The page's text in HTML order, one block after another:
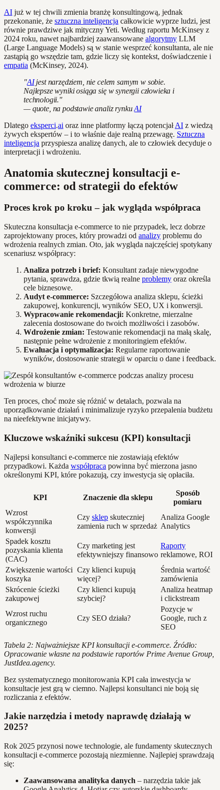
AI już w tej chwili zmienia branżę konsultingową, jednak
przekonanie, że sztuczna inteligencja całkowicie wyprze ludzi, jest
równie prawdziwe jak mityczny Yeti. Według raportu McKinsey z
2024 roku, nawet najbardziej zaawansowane algorytmy LLM
(Large Language Models) są w stanie wesprzeć konsultanta, ale nie
zastąpią go wszędzie tam, gdzie liczy się kontekst, doświadczenie i
empatia (McKinsey, 2024).
"AIjest narzędziem, nie celem samym w sobie.
Najlepsze wyniki osiąga się w synergii człowieka i
technologii."
— quote, na podstawie analiz rynkuAI
Dlatego eksperci.ai oraz inne platformy łączą potencjałAI z wiedzą
żywych ekspertów – i to właśnie daje realną przewagę. Sztuczna
inteligencja przyspiesza analizę danych, ale to człowiek decyduje o
interpretacji i wdrożeniu.
Anatomia skutecznej konsultacji e-
commerce: od strategii do efektów
Proces krok po kroku – jak wygląda współpraca
Skuteczna konsultacja e-commerce to nie przypadek, lecz dobrze
zaprojektowany proces, który prowadzi od analizy problemu do
wdrożenia realnych zmian. Oto, jak wygląda najczęściej spotykany
scenariusz współpracy:
Analiza potrzeb i brief: Konsultant zadaje niewygodne
pytania, sprawdza, gdzie tkwią realne problemy oraz określa
cele biznesowe.
Audyt e-commerce: Szczegółowa analiza sklepu, ścieżki
zakupowej, konkurencji, wyników SEO, UX i konwersji.
Wypracowanie rekomendacji: Konkretne, mierzalne
zalecenia dostosowane do twoich możliwości i zasobów.
Wdrożenie zmian: Testowanie rekomendacji na małą skalę,
następnie pełne wdrożenie z monitoringiem efektów.
Ewaluacja i optymalizacja: Regularne raportowanie
wyników, dostosowanie strategii w oparciu o dane i feedback.
Ten proces, choć może się różnić w detalach, pozwala na
uporządkowanie działań i minimalizuje ryzyko przepalenia budżetu
na nieefektywne inicjatywy.
Kluczowe wskaźniki sukcesu (KPI) konsultacji
Najlepsi konsultanci e-commerce nie zostawiają efektów
przypadkowi. Każda współpraca powinna być mierzona jasno
określonymi KPI, które pokazują, czy inwestycja się opłaciła.
KPI Znaczenie dla sklepu
Sposób
pomiaru
Wzrost
współczynnika
konwersji
Czy sklep skuteczniej
zamienia ruch w sprzedaż
Analiza Google
Analytics
Spadek kosztu
pozyskania klienta
(CAC)
Czy marketing jest
efektywniejszy finansowo
Raporty
reklamowe, ROI
Zwiększenie wartości
koszyka
Czy klienci kupują
więcej?
Średnia wartość
zamówienia
Skrócenie ścieżki
zakupowej
Czy klienci kupują
szybciej?
Analiza heatmap
i clickstream
Wzrost ruchu
organicznego
Czy SEO działa?
Pozycje w
Google, ruch z
SEO
Tabela 2: Najważniejsze KPI konsultacji e-commerce. Źródło:
Opracowanie własne na podstawie raportów Prime Avenue Group,
JustIdea.agency.
Bez systematycznego monitorowania KPI cała inwestycja w
konsultacje jest grą w ciemno. Najlepsi konsultanci nie boją się
rozliczania z efektów.
Jakie narzędzia i metody naprawdę działają w
2025?
Rok 2025 przynosi nowe technologie, ale fundamenty skutecznych
konsultacji e-commerce pozostają niezmienne. Najlepiej sprawdzają
się:
Zaawansowana analityka danych – narzędzia takie jak